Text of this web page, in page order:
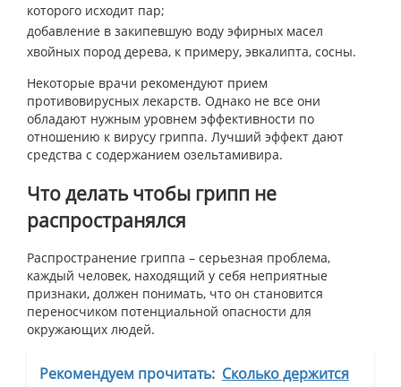
которого исходит пар;
добавление в закипевшую воду эфирных масел
хвойных пород дерева, к примеру, эвкалипта, сосны.
Некоторые врачи рекомендуют прием
противовирусных лекарств. Однако не все они
обладают нужным уровнем эффективности по
отношению к вирусу гриппа. Лучший эффект дают
средства с содержанием озельтамивира.
Что делать чтобы грипп не
распространялся
Распространение гриппа – серьезная проблема,
каждый человек, находящий у себя неприятные
признаки, должен понимать, что он становится
переносчиком потенциальной опасности для
окружающих людей.
Рекомендуем прочитать: Сколько держится